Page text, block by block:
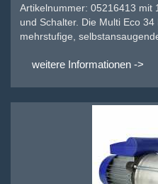
Artikelnummer: 05216413 mit
und Schalter. Die Multi Eco 34
mehrstufige,
weitere Informationen ->